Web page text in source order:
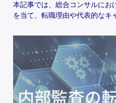
本記事では、総合コンサルにお
を当て、転職理由や代表的な